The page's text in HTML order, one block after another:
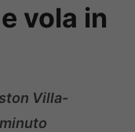
vola in
Villa-